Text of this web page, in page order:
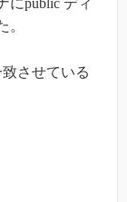
にpublic ディ
。
させている